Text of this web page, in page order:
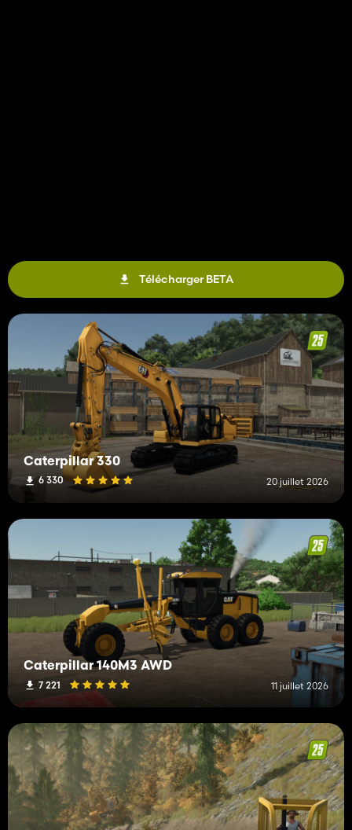
Télécharger BETA
Caterpillar 330
6 330 20 juillet 2026
Caterpillar 140M3 AWD
7 221 11 juillet 2026